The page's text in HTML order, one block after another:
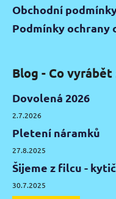
Obchodní
Podmínky ochrany
Blog - Co
Dovolená 2026
2.7.2026
Pletení náramků
27.8.2025
Šijeme z filcu -
30.7.2025